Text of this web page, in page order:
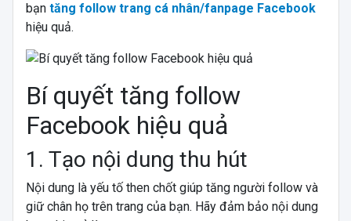
bạn tăng follow trang cá nhân/fanpage Facebook
hiệu quả.
Bí quyết tăng follow
Facebook hiệu quả
1. Tạo nội dung thu hút
Nội dung là yếu tố then chốt giúp tăng người follow và
giữ chân họ trên trang của bạn. Hãy đảm bảo nội dung